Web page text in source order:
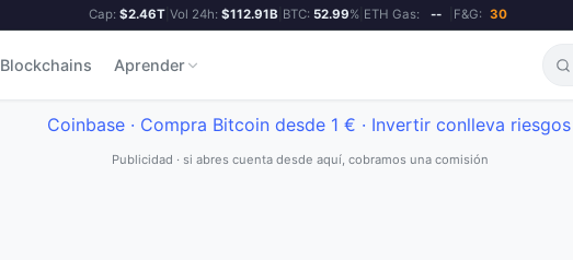
Cap: $2.46T Vol 24h: $112.91B BTC: 52.99% ETH Gas: -- F&G: 30
Blockchains Aprender
Publicidad · si abres cuenta desde aquí, cobramos una comisión